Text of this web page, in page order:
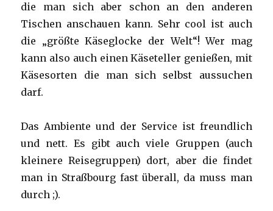
die man sich aber schon an den anderen
Tischen anschauen kann. Sehr cool ist auch
die „größte Käseglocke der Welt“! Wer mag
kann also auch einen Käseteller genießen, mit
Käsesorten die man sich selbst aussuchen
darf.
Das Ambiente und der Service ist freundlich
und nett. Es gibt auch viele Gruppen (auch
kleinere Reisegruppen) dort, aber die findet
man in Straßbourg fast überall, da muss man
durch ;).